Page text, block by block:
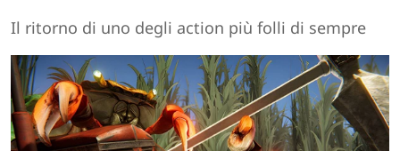
Il ritorno di uno degli action più folli di sempre